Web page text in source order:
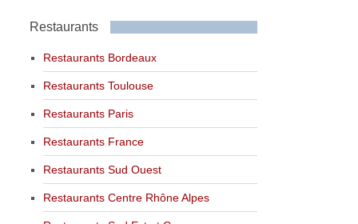
Restaurants
Restaurants Bordeaux
Restaurants Toulouse
Restaurants Paris
Restaurants France
Restaurants Sud Ouest
Restaurants Centre Rhône Alpes